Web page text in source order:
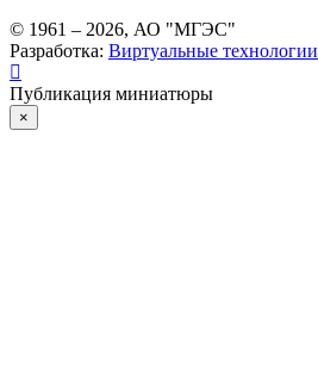
© 1961 – 2026, АО "МГЭС"
Разработка: Виртуальные технологии
Публикация миниатюры
×